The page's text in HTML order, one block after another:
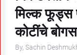
मिल्क फूड्स
कोटींचे
By, Sachin